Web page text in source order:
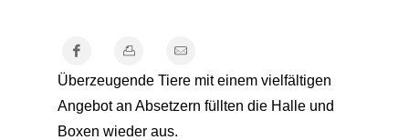
Überzeugende Tiere mit einem vielfältigen
Angebot an Absetzern füllten die Halle und
Boxen wieder aus.